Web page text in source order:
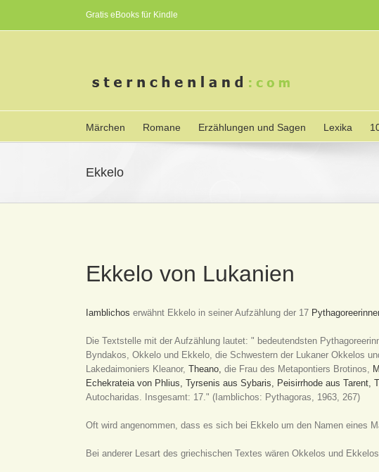
Gratis eBooks für Kindle
Märchen Romane Erzählungen und Sagen Lexika
Ekkelo
Ekkelo von Lukanien
Iamblichos erwähnt Ekkelo in seiner Aufzählung der 17
Die Textstelle mit der Aufzählung lautet: " bedeutendsten
Byndakos, Okkelo und Ekkelo, die Schwestern der Lukaner Okkelos
Lakedaimoniers Kleanor, Theano, die Frau des Metapontiers Brotinos,
Echekrateia von Phlius, Tyrsenis aus Sybaris, Peisirrhode aus Tarent,
Autocharidas. Insgesamt: 17." (Iamblichos: Pythagoras, 1963, 267)
Oft wird angenommen, dass es sich bei Ekkelo um den Namen eines
Bei anderer Lesart des griechischen Textes wären Okkelos und